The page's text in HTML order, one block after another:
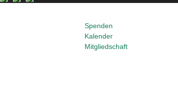
Spenden
Kalender
Mitgliedschaft